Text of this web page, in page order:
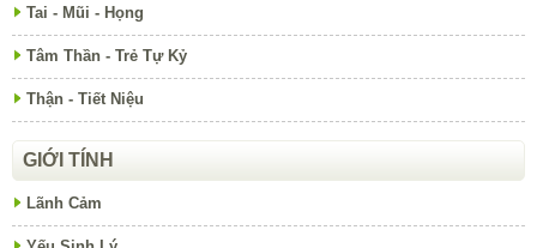
Tai - Mũi - Họng
Tâm Thần - Trẻ Tự Kỷ
Thận - Tiết Niệu
GIỚI TÍNH
Lãnh Cảm